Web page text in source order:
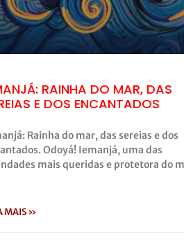
RAINHA DO MAR, DAS
E DOS ENCANTADOS
Rainha do mar, das sereias e dos
Odoyá! Iemanjá, uma das
mais queridas e protetora do
MAIS »